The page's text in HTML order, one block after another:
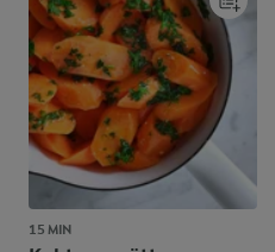
15 MIN